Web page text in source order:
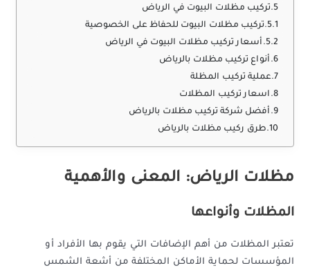
تركيب مظلات البيوت في الرياض
تركيب مظلات البيوت للحفاظ على الخصوصية
أسعار تركيب مظلات البيوت في الرياض
أنواع تركيب مظلات بالرياض
عملية تركيب المظلة
اسعار تركيب المظلات
أفضل شركة تركيب مظلات بالرياض
طرق ركيب مظلات بالرياض
مظلات الرياض: المعنى والأهمية
المظلات وأنواعها
تعتبر المظلات من أهم الإضافات التي يقوم بها الأفراد أو
المؤسسات لحماية الأماكن المختلفة من أشعة الشمس